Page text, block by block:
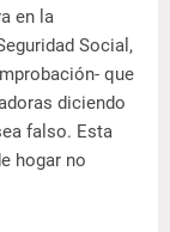
en la
Social,
que
diciendo
falso. Esta
hogar no